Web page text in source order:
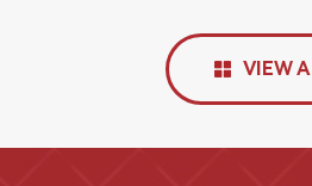
VIEW All